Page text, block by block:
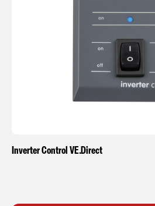
Inverter Control VE.Direct